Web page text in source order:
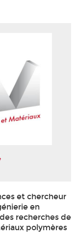
et chercheur
en
recherches de
polymères